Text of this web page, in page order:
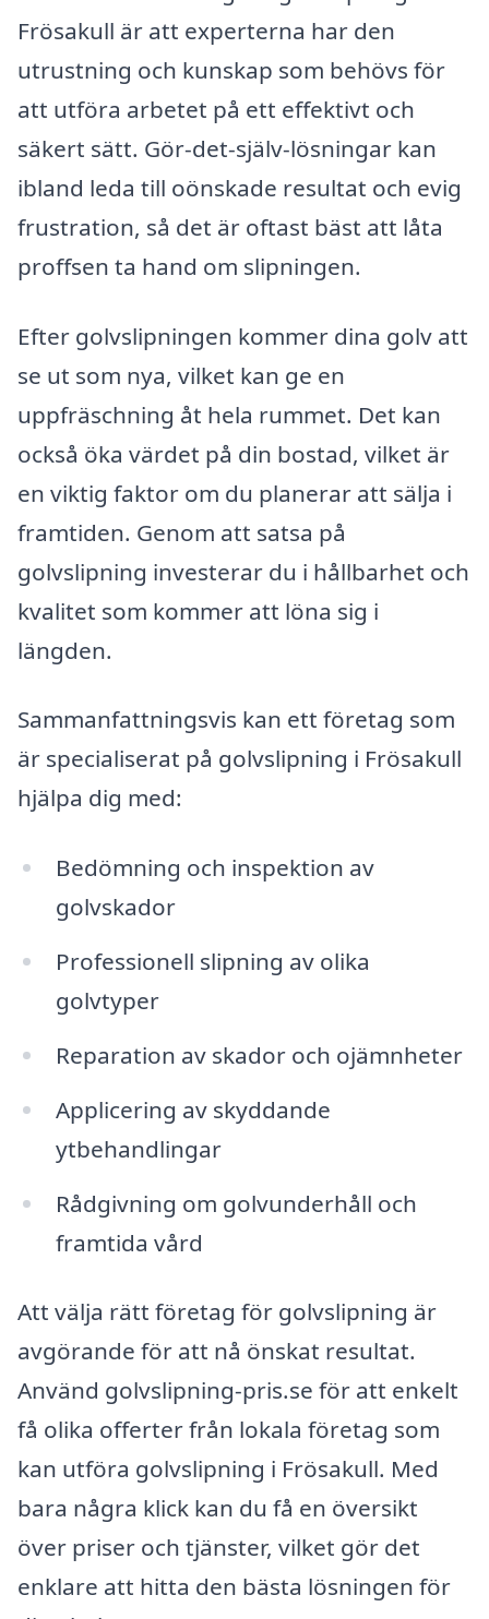
Frösakull är att experterna har den
utrustning och kunskap som behövs för
att utföra arbetet på ett effektivt och
säkert sätt. Gör-det-själv-lösningar kan
ibland leda till oönskade resultat och evig
frustration, så det är oftast bäst att låta
proffsen ta hand om slipningen.
Efter golvslipningen kommer dina golv att
se ut som nya, vilket kan ge en
uppfräschning åt hela rummet. Det kan
också öka värdet på din bostad, vilket är
en viktig faktor om du planerar att sälja i
framtiden. Genom att satsa på
golvslipning investerar du i hållbarhet och
kvalitet som kommer att löna sig i
längden.
Sammanfattningsvis kan ett företag som
är specialiserat på golvslipning i Frösakull
hjälpa dig med:
Bedömning och inspektion av
golvskador
Professionell slipning av olika
golvtyper
Reparation av skador och ojämnheter
Applicering av skyddande
ytbehandlingar
Rådgivning om golvunderhåll och
framtida vård
Att välja rätt företag för golvslipning är
avgörande för att nå önskat resultat.
Använd golvslipning-pris.se för att enkelt
få olika offerter från lokala företag som
kan utföra golvslipning i Frösakull. Med
bara några klick kan du få en översikt
över priser och tjänster, vilket gör det
enklare att hitta den bästa lösningen för